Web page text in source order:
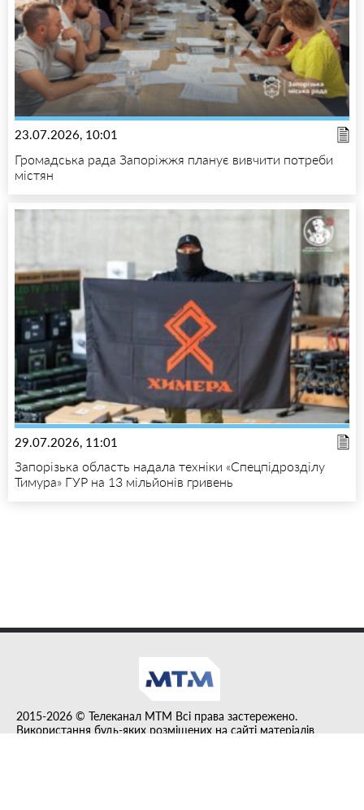
23.07.2026, 10:01
Громадська рада Запоріжжя планує вивчити потреби
містян
29.07.2026, 11:01
Запорізька область надала техніки «Спецпідрозділу
Тимура» ГУР на 13 мільйонів гривень
2015-2026 © Телеканал MTM Всі права застережено.
Використання будь-яких розміщених на сайті матеріалів